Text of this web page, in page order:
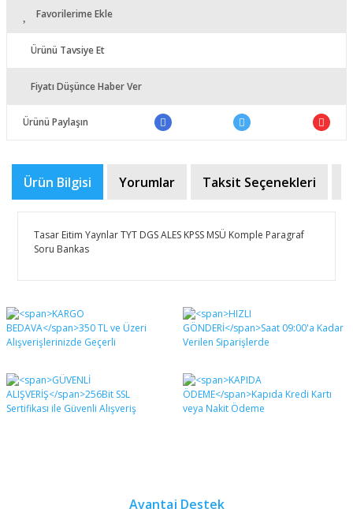
Favorilerime Ekle
Ürünü Tavsiye Et
Fiyatı Düşünce Haber Ver
Ürünü Paylaşın
Ürün Bilgisi Yorumlar Taksit Seçenekleri
Tasar Eitim Yaynlar TYT DGS ALES KPSS MSÜ Komple Paragraf
Soru Bankas
Bu ürüne ilk yorumu siz yapın!
Yorum Yaz
Bu ürünün fiyat bilgisi, resim, ürün açıklamalarında ve
diğer konularda yetersiz gördüğünüz noktaları öneri
formunu kullanarak tarafımıza iletebilirsiniz.
Görüş ve önerileriniz için teşekkür ederiz.
Ürün resmi kalitesiz, bozuk veya görüntülenemiyor.
Ürün açıklamasında eksik bilgiler bulunuyor.
Avantaj Destek